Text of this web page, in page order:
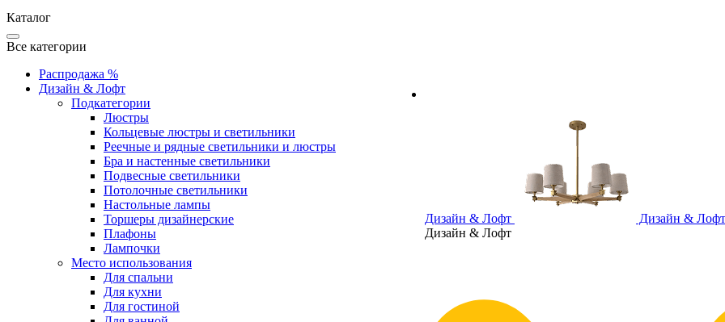
Дизайн & Лофт
Дизайн & Лофт
Дизайн & Лофт
Каталог
Все категории
Распродажа %
Дизайн & Лофт
Подкатегории
Люстры
Кольцевые люстры и светильники
Реечные и рядные светильники и люстры
Бра и настенные светильники
Подвесные светильники
Потолочные светильники
Настольные лампы
Торшеры дизайнерские
Плафоны
Лампочки
Место использования
Для спальни
Для кухни
Для гостиной